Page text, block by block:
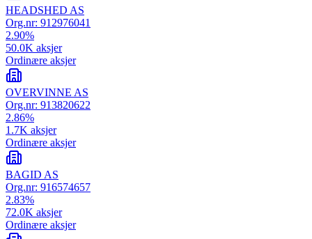
HEADSHED AS
Org.nr: 912976041
2.90%
50.0K aksjer
Ordinære aksjer
OVERVINNE AS
Org.nr: 913820622
2.86%
1.7K aksjer
Ordinære aksjer
BAGID AS
Org.nr: 916574657
2.83%
72.0K aksjer
Ordinære aksjer